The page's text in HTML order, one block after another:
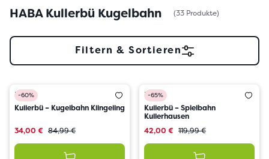
HABA Kullerbü Kugelbahn (33 Produkte)
Filtern & Sortieren
-60%
HABA
Kullerbü – Kugelbahn Klingeling
34,00 € 84,99 €
-65%
HABA
Kullerbü – Spielbahn
Kullerhausen
42,00 € 119,99 €